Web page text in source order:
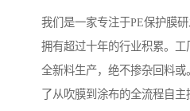
我们是一家专注于PE保护膜
拥有超过十年的行业积累。工
全新料生产，绝不掺杂回料
了从吹膜到涂布的全流程自